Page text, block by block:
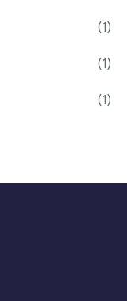
(1)
(1)
(1)